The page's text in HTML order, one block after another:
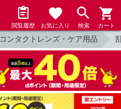
閲覧履歴 お気に入り 検索 カート
コンタクトレンズ・ケア用品